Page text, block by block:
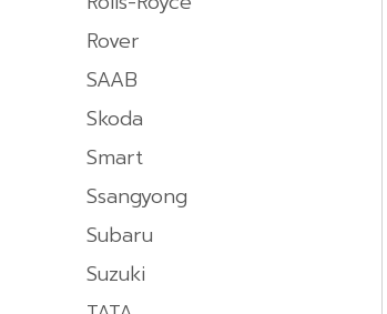
Rover
SAAB
Skoda
Smart
Ssangyong
Subaru
Suzuki